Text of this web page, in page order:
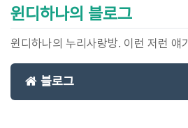
윈디하나의 블로그
윈디하나의 누리사랑방. 이런 저런 얘기
블로그